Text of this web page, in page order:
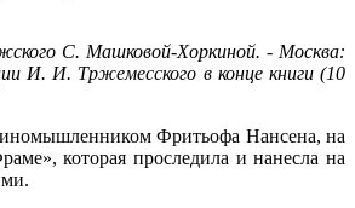
С. Машковой-Хоркиной. - Москва:
И. И. Тржемесского в конце книги (10
Фритьофа Нансена, на
которая проследила и нанесла на